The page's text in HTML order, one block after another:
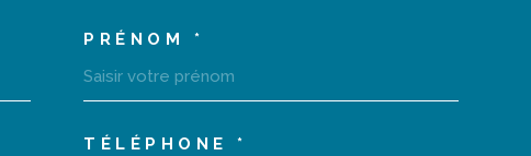
PRÉNOM *
TÉLÉPHONE *